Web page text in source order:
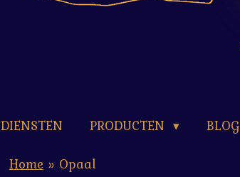
DIENSTEN PRODUCTEN BLOG
Home » Opaal